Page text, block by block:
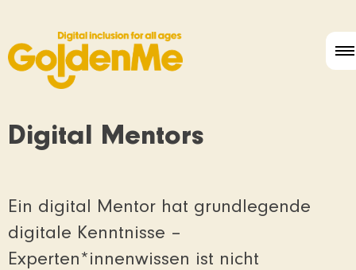
Digital Mentors
Ein digital Mentor hat grundlegende
digitale Kenntnisse –
Experten*innenwissen ist nicht